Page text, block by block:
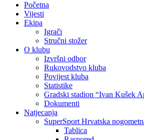
Početna
Vijesti
Ekipa
Igrači
Stručni stožer
O klubu
Izvršni odbor
Rukovodstvo kluba
Povijest kluba
Statistike
Gradski stadion “Ivan Kušek
Dokumenti
Natjecanja
SuperSport Hrvatska
Tablica